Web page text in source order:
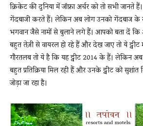
News
LIVE
क्रिकेट की दुनिया में जॉफ्रा अर्चर को तो सभी
गेंदबाजी करते हैं। लेकिन अब लोग उनको गेंदबाज के
भगवान जैसे नामों से बुलाने लगे हैं। आपको बता दें कि
बहुत तेज़ी से वायरल हो रहे हैं और देख जाए तो ये ट्वीट
गौरतलब तो ये है कि यह ट्वीट 2014 के हैं। लेकिन
बहुत प्रतिक्रिया मिल रही हैं और उनके ट्वीट को
जोड़ा जा रहा है।